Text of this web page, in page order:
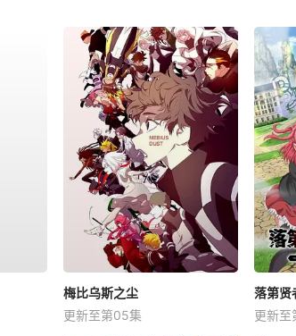
梅比乌斯之尘
更新至第05集
更新至